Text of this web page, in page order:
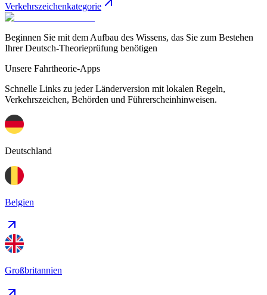
Verkehrszeichenkategorie
Beginnen Sie mit dem Aufbau des Wissens, das Sie zum Bestehen
Ihrer Deutsch-Theorieprüfung benötigen
Unsere Fahrtheorie-Apps
Schnelle Links zu jeder Länderversion mit lokalen Regeln,
Verkehrszeichen, Behörden und Führerscheinhinweisen.
Deutschland
Belgien
Großbritannien